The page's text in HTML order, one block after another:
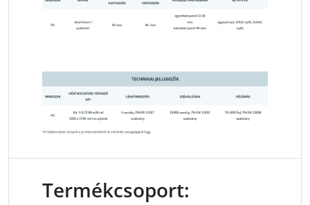
Termékcsoport: